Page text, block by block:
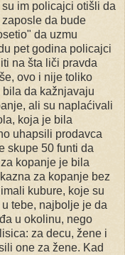
im policajci otišli da
da bude
da uzmu
pet godina policajci
na šta liči pravda
ovo i nije toliko
da kažnjavaju
ali su naplaćivali
koja je bila
uhapsili prodavca
skupe 50 funti da
kopanje je bila
za kopanje bez
kubure, koje su
tebe, najbolje je da
u okolinu, nego
za decu, žene i
one za žene. Kad